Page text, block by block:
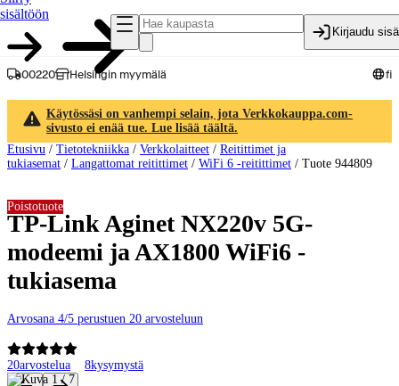
sisältöön
Kirjaudu
00220 Helsingin myymälä fi
Käytössäsi on vanhempi selain, jota Verkkokauppa.com-
sivusto ei enää tue. Lue lisää täältä.
Etusivu / Tietotekniikka / Verkkolaitteet / Reitittimet ja
tukiasemat / Langattomat reitittimet / WiFi 6 -reitittimet / Tuote 944809
TP-Link Aginet NX220v 5G-
modeemi ja AX1800 WiFi6 -
tukiasema
Arvosana 4/5 perustuen 20 arvosteluun
20arvostelua 8kysymystä
Poistotuote